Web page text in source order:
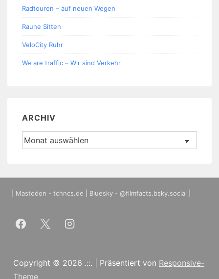
Radtouren – auf neuen Wegen
Rauhe Sitten
VeloCity Ruhr
We are traffic – Wir sind Verkehr
ARCHIV
Archiv
Mastodon - tchncs.de Bluesky - @filmfacts.bsky.social
Copyright © 2026 .::. | Präsentiert von Responsive-
Theme